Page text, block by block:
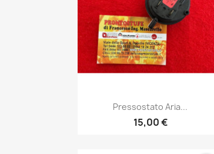
Anteprima
Pressostato Aria...
15,00 €